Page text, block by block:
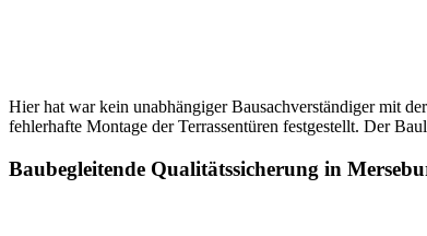
Hier hat war kein unabhängiger Bausachverständiger mit
fehlerhafte Montage der Terrassentüren festgestellt. Der
Baubegleitende Qualitätssicherung in